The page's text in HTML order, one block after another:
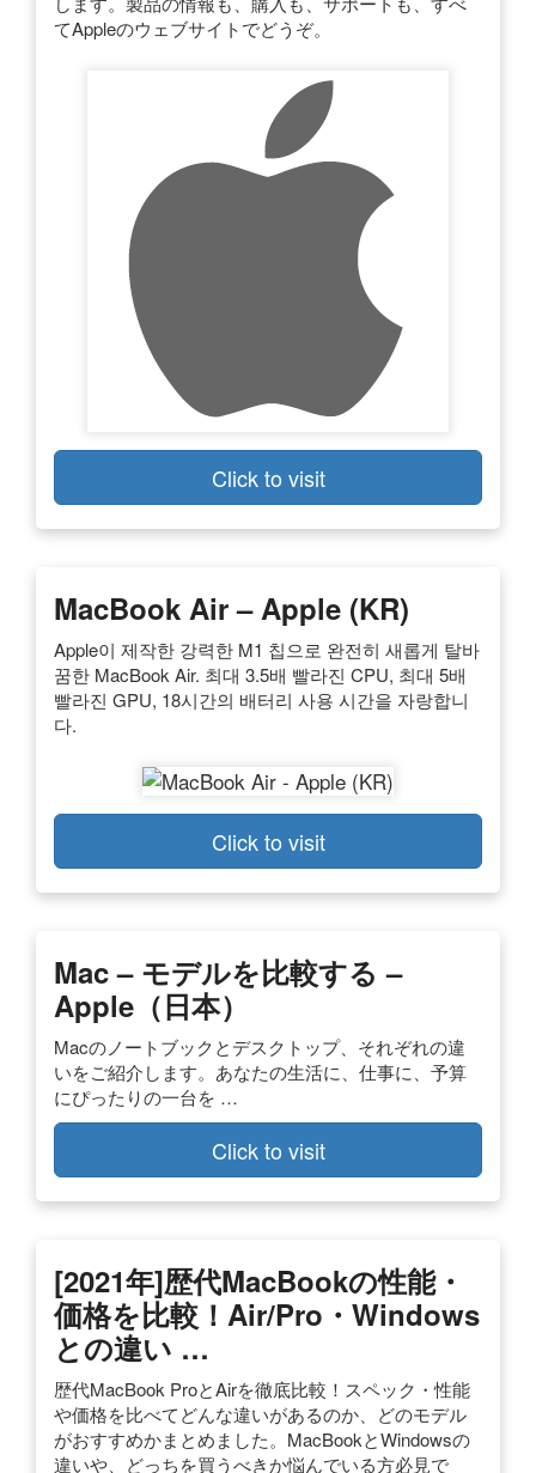
てAppleのウェブサイトでどうぞ。
Click to visit
MacBook Air – Apple (KR)
Apple이 제작한 강력한 M1 칩으로 완전히 새롭게 탈바
꿈한 MacBook Air. 최대 3.5배 빨라진 CPU, 최대 5배
빨라진 GPU, 18시간의 배터리 사용 시간을 자랑합니
다.
Click to visit
Mac – モデルを比較する –
Apple（日本）
Macのノートブックとデスクトップ、それぞれの違
いをご紹介します。あなたの生活に、仕事に、予算
にぴったりの一台を …
Click to visit
[2021年]歴代MacBookの性能・
価格を比較！Air/Pro・Windows
との違い …
歴代MacBook ProとAirを徹底比較！スペック・性能
や価格を比べてどんな違いがあるのか、どのモデル
がおすすめかまとめました。MacBookとWindowsの
違いや、どっちを買うべきか悩んでいる方必見で